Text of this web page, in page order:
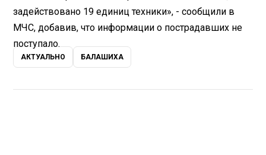
задействовано 19 единиц техники», - сообщили в
МЧС, добавив, что информации о пострадавших не
поступало.
АКТУАЛЬНО БАЛАШИХА